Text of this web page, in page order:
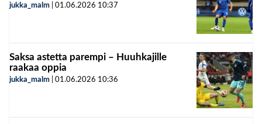
jukka_malm 01.06.2026 10:37
Saksa astetta parempi – Huuhkajille
raakaa oppia
jukka_malm 01.06.2026 10:36